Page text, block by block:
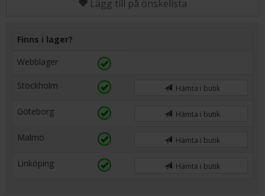
Lägg till på önskelista
Finns i lager?
Webblager
Stockholm Hämta i butik
Göteborg Hämta i butik
Malmö Hämta i butik
Linköping Hämta i butik